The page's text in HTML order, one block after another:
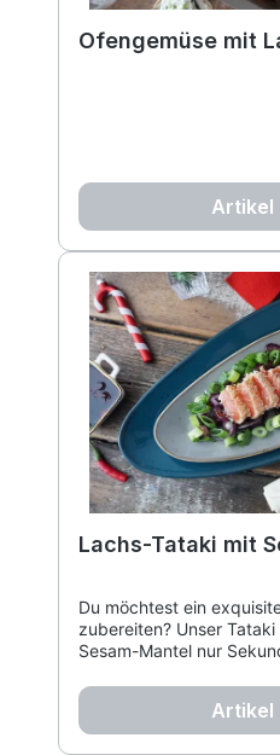
Ofengemüse mit
Artikel
Lachs-Tataki mit
Du möchtest ein
zubereiten? Unser
Sesam-Mantel nur
karamellisierten
Tataki mit Sesam!Artikel